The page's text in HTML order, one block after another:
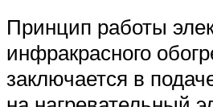
Принцип работы
инфракрасного
заключается в